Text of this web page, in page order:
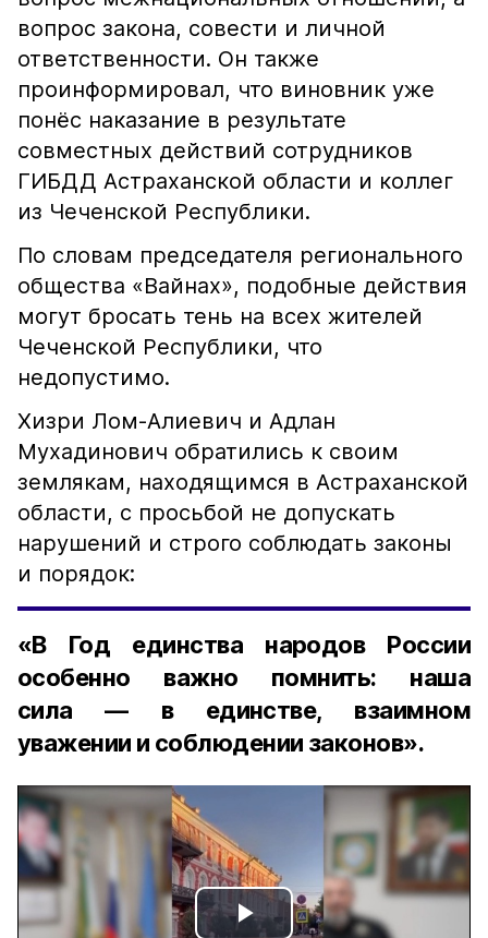
вопрос закона, совести и личной
ответственности. Он также
проинформировал, что виновник уже
понёс наказание в результате
совместных действий сотрудников
ГИБДД Астраханской области и коллег
из Чеченской Республики.
По словам председателя регионального
общества «Вайнах», подобные действия
могут бросать тень на всех жителей
Чеченской Республики, что
недопустимо.
Хизри Лом-Алиевич и Адлан
Мухадинович обратились к своим
землякам, находящимся в Астраханской
области, с просьбой не допускать
нарушений и строго соблюдать законы
и порядок:
«В Год единства народов России
особенно важно помнить: наша
сила — в единстве, взаимном
уважении и соблюдении законов».